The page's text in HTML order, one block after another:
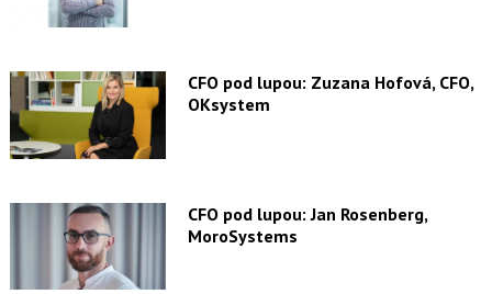
CFO pod lupou: Zuzana Hofová, CFO,
OKsystem
CFO pod lupou: Jan Rosenberg,
MoroSystems